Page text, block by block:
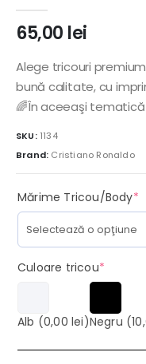
65,00 lei
Alege tricouri
bună calitate, cu
🌈În aceeaşi
SKU: 1134
Brand: Cristiano Ronaldo
Mărime Tricou/Body*
Culoare tricou*
Alb (0,00 lei)Negru